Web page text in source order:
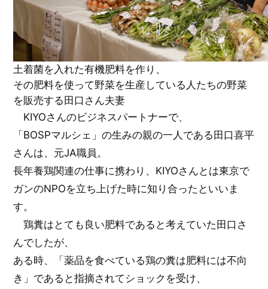
土着菌を入れた有機肥料を作り、
その肥料を使って野菜を生産している人たちの野菜
を販売する田口さん夫妻
KIYOさんのビジネスパートナーで、
「BOSPマルシェ」の生みの親の一人である田口喜平
さんは、元JA職員。
長年養鶏関連の仕事に携わり、KIYOさんとは東京で
ガンのNPOを立ち上げた時に知り合ったといいま
す。
鶏糞はとても良い肥料であると考えていた田口さ
んでしたが、
ある時、「薬品を食べている鶏の糞は肥料には不向
き」であると指摘されてショックを受け、